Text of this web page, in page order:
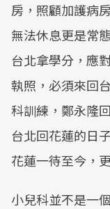
房，照顧加護病
無法休息更是常
台北拿學分，應
執照，必須來回
科訓練，鄭永隆
台北回花蓮的日
花蓮一待至今，
小兒科並不是一